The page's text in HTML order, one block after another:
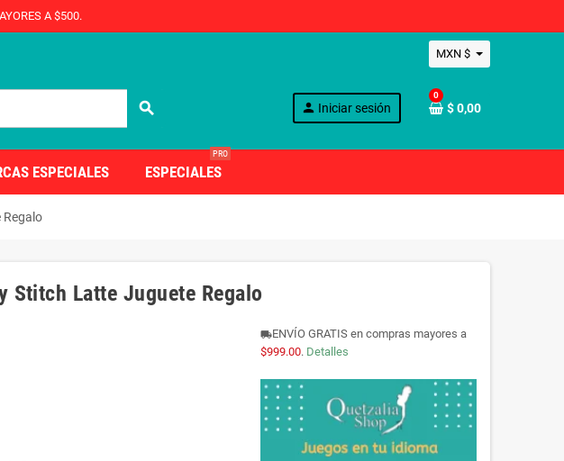
A $500.
MXN $
search person Iniciar sesión
0
$ 0,00
ESPECIALES ESPECIALES
PRO
Regalo
Stitch Latte Juguete Regalo
local_shippingENVÍO GRATIS en compras mayores a
$999.00. Detalles